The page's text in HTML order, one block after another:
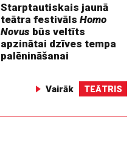
Starptautiskais jaunā
teātra festivālsHomo
Novus būs veltīts
apzinātai dzīves tempa
palēnināšanai
Vairāk TEĀTRIS